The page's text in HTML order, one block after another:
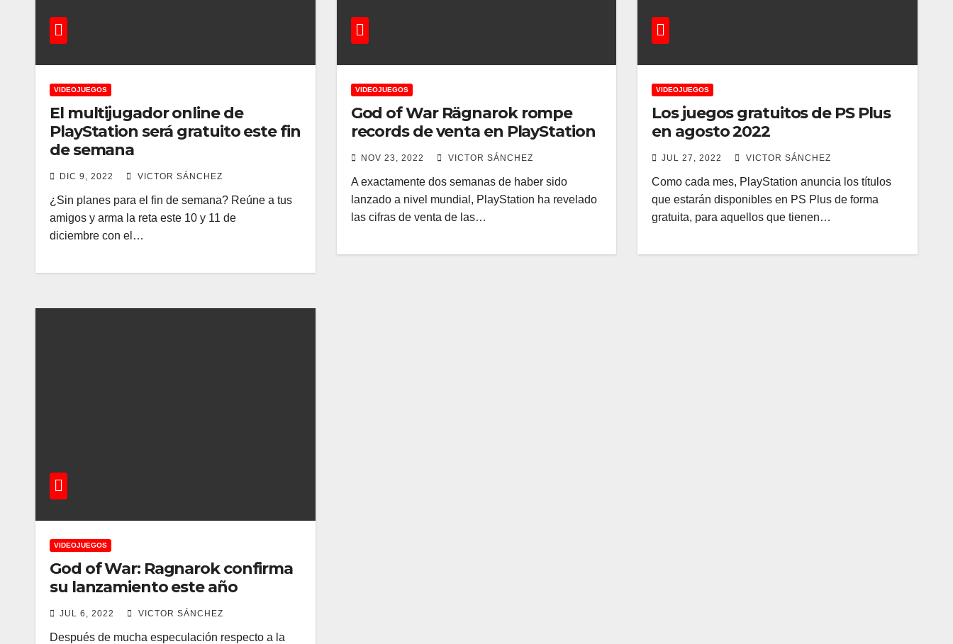
VIDEOJUEGOS
El multijugador online de
PlayStation será gratuito este fin
de semana
DIC 9, 2022 VICTOR SÁNCHEZ
¿Sin planes para el fin de semana? Reúne a tus
amigos y arma la reta este 10 y 11 de
diciembre con el…
VIDEOJUEGOS
God of War Rägnarok rompe
records de venta en PlayStation
NOV 23, 2022 VICTOR SÁNCHEZ
A exactamente dos semanas de haber sido
lanzado a nivel mundial, PlayStation ha revelado
las cifras de venta de las…
VIDEOJUEGOS
Los juegos gratuitos de PS Plus
en agosto 2022
JUL 27, 2022 VICTOR SÁNCHEZ
Como cada mes, PlayStation anuncia los títulos
que estarán disponibles en PS Plus de forma
gratuita, para aquellos que tienen…
VIDEOJUEGOS
God of War: Ragnarok confirma
su lanzamiento este año
JUL 6, 2022 VICTOR SÁNCHEZ
Después de mucha especulación respecto a la